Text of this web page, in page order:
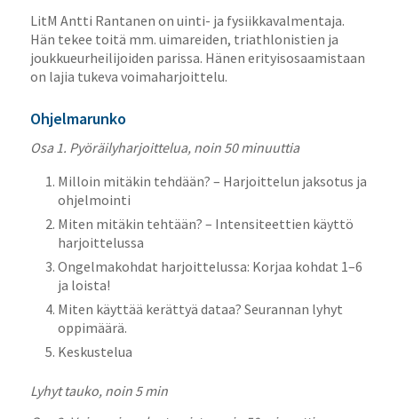
LitM Antti Rantanen on uinti- ja fysiikkavalmentaja.
Hän tekee toitä mm. uimareiden, triathlonistien ja
joukkueurheilijoiden parissa. Hänen erityisosaamistaan
on lajia tukeva voimaharjoittelu.
Ohjelmarunko
Osa 1. Pyöräilyharjoittelua, noin 50 minuuttia
Milloin mitäkin tehdään? – Harjoittelun jaksotus ja
ohjelmointi
Miten mitäkin tehtään? – Intensiteettien käyttö
harjoittelussa
Ongelmakohdat harjoittelussa: Korjaa kohdat 1–6
ja loista!
Miten käyttää kerättyä dataa? Seurannan lyhyt
oppimäärä.
Keskustelua
Lyhyt tauko, noin 5 min